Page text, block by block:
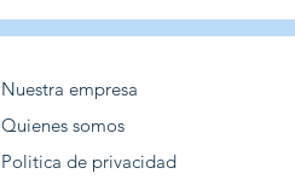
Nuestra empresa
Quienes somos
Politica de privacidad